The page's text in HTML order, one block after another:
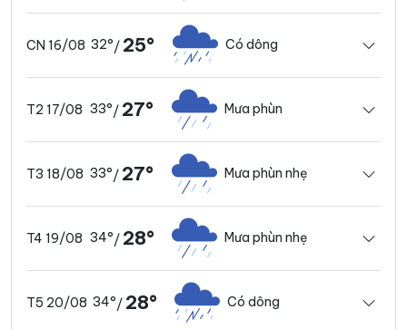
CN 16/08 32°/ 25° Có dông
T2 17/08 33°/ 27° Mưa phùn
T3 18/08 33°/ 27° Mưa phùn nhẹ
T4 19/08 34°/ 28° Mưa phùn nhẹ
T5 20/08 34°/ 28° Có dông